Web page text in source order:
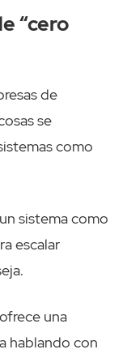
“cero
de
se
como
sistema como
escalar
una
hablando con